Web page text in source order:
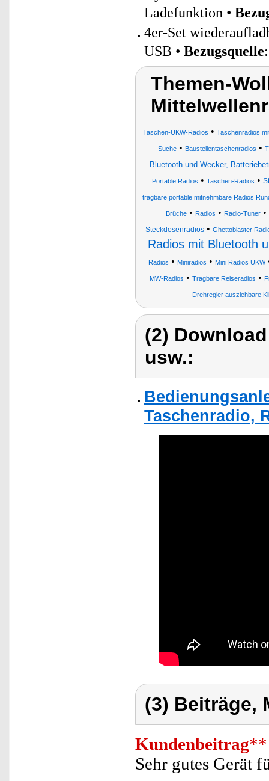
Ladefunktion •
4er-Set
USB • Bezugsquelle
Themen-
Taschen-UKW-Radios • Taschenradios
Suche• Baustellentaschenradios •
Bluetooth und Wecker,
Portable Radios • Taschen-Radios •
tragbare portable mitnehmbare Radios
Brüche• Radios • Radio-Tuner•
Steckdosenradios • Ghettoblaster
Radios mit Bluetooth
Radios • Miniradios • Mini Radios UKW
MW-Radios • Tragbare Reiseradios •
Drehregler ausziehbare
(2)
usw.:
Taschenradio,
(3) Beiträge,
Kundenbeitrag**
Sehr gutes Gerät